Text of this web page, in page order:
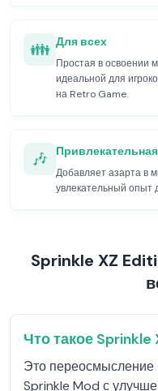
👪 Для всех
Простая в освоении
идеальной для
на Retro Game.
🎶
Добавляет азарта в
увлекательный опыт
Sprinkle XZ
Что такое Sprinkle
Это переосмысление
Sprinkle Mod с